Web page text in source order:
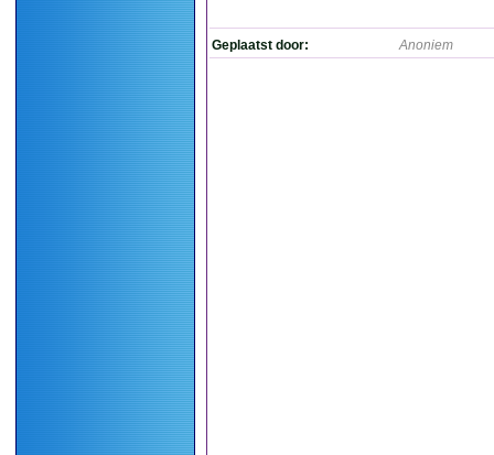
Geplaatst door: Anoniem